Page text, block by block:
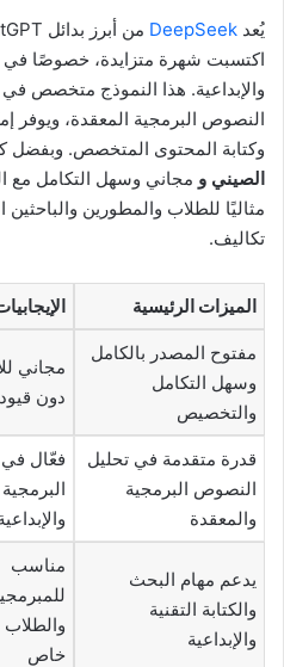
يُعد DeepSeek
اكتسبت شهرة متزايدة، خصوصًا في
والإبداعية. هذا النموذج متخصص في
النصوص البرمجية المعقدة، ويوفر
وكتابة المحتوى المتخصص. وبفضل
الصيني و مجاني وسهل التكامل مع
مثاليًا للطلاب والمطورين
تكاليف.
الميزات الرئيسية
مفتوح المصدر بالكامل
وسهل التكامل
والتخصيص
مجاني
دون
قدرة متقدمة في تحليل
النصوص البرمجية
والمعقدة
فعّال في
البرمجية
يدعم مهام البحث
والكتابة التقنية
والإبداعية
مناسب
خاص